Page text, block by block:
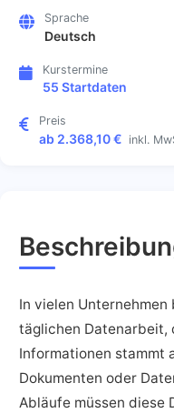
Sprache
Deutsch
Kurstermine
55 Startdaten
Preis
ab 2.368,10 € inkl.
In vielen
täglichen Datenarbeit,
Informationen stammt
Dokumenten oder
Abläufe müssen diese